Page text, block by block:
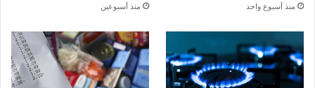
منذ أسبوع واحد منذ أسبوعين